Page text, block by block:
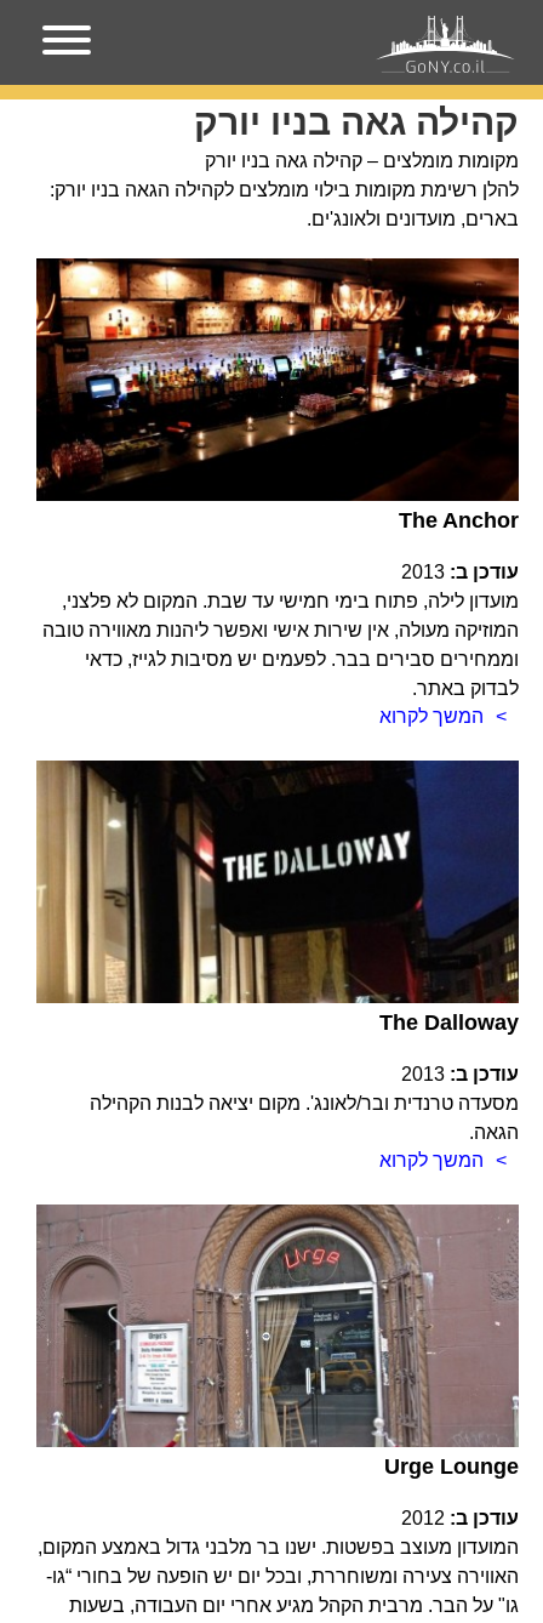
עמוד הבית קהילה גאה בניו יורק
קהילה גאה בניו יורק
מקומות מומלצים – קהילה גאה בניו יורק
להלן רשימת מקומות בילוי מומלצים לקהילה הגאה בניו יורק:
בארים, מועדונים ולאונג'ים.
The Anchor
עודכן ב: 2013
מועדון לילה, פתוח בימי חמישי עד שבת. המקום לא פלצני,
המוזיקה מעולה, אין שירות אישי ואפשר ליהנות מאווירה טובה
וממחירים סבירים בבר. לפעמים יש מסיבות לגייז, כדאי
לבדוק באתר.
המשך לקרוא
The Dalloway
עודכן ב: 2013
מסעדה טרנדית ובר/לאונג'. מקום יציאה לבנות הקהילה
הגאה.
המשך לקרוא
Urge Lounge
עודכן ב: 2012
המועדון מעוצב בפשטות. ישנו בר מלבני גדול באמצע המקום,
האווירה צעירה ומשוחררת, ובכל יום יש הופעה של בחורי “גו-
גו" על הבר. מרבית הקהל מגיע אחרי יום העבודה, בשעות